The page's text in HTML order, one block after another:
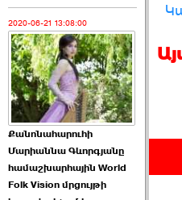
Պաշտոնակռիվը սկսված
է. «Հրապարակ» ›››
2026-06-25 17:13:00
ԱԺ նախագահի
2020-06-21 13:08:00
Քանոնահարուհի
Մարիաննա Գևորգյանը
համաշխարհային World
Folk Vision մրցույթի